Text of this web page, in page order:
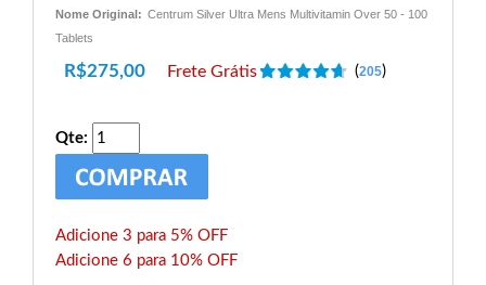
Nome Original: Centrum Silver Ultra Mens Multivitamin Over 50 - 100
Tablets
R$275,00 Frete Grátis (205)
Qte:
Adicione 3 para 5% OFF
Adicione 6 para 10% OFF